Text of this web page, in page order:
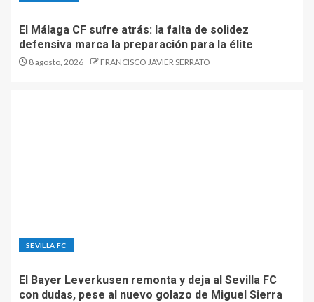
El Málaga CF sufre atrás: la falta de solidez
defensiva marca la preparación para la élite
8 agosto, 2026 FRANCISCO JAVIER SERRATO
SEVILLA FC
El Bayer Leverkusen remonta y deja al Sevilla FC
con dudas, pese al nuevo golazo de Miguel Sierra